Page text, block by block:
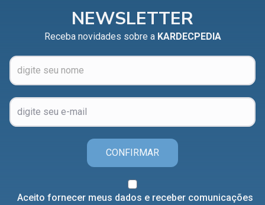
NEWSLETTER
Receba novidades sobre a KARDECPEDIA
CONFIRMAR
Aceito fornecer meus dados e receber comunicações